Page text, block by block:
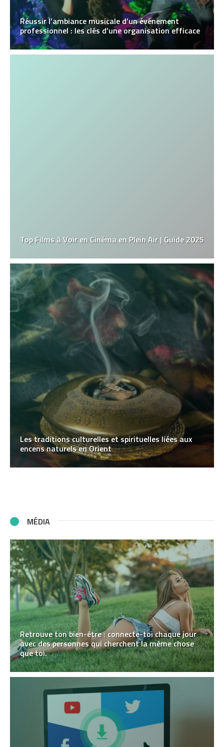
Réussir l’ambiance musicale d’un événement
professionnel : les clés d’une organisation efficace
Top Films à Voir en Cinéma en Plein Air | Guide 2025
Les traditions culturelles et spirituelles liées aux
encens naturels en Orient
MÉDIA
Retrouve ton bien-être : connecte-toi chaque jour
avec des personnes qui cherchent la même chose
que toi.